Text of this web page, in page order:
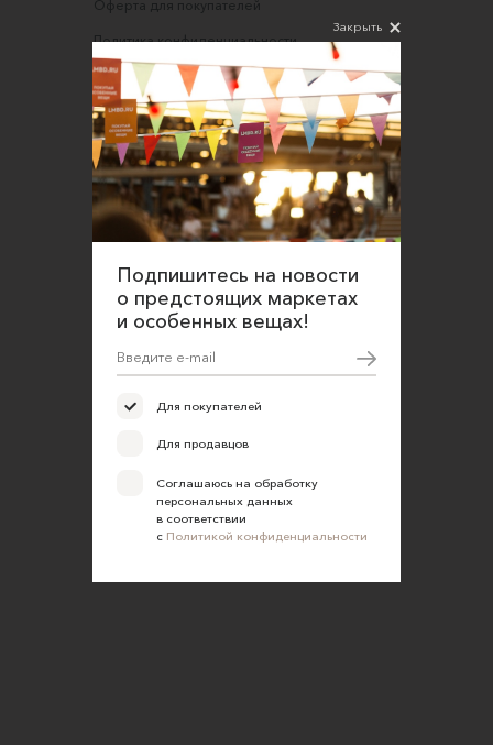
Оферта для покупателей
Политика конфиденциальности
Согласие на обработку персональных данных
Закрыть
Подпишитесь на новости
о предстоящих маркетах
и особенных вещах!
Для покупателей
Для продавцов
Соглашаюсь на обработку
персональных данных
в соответствии
с Политикой конфиденциальности